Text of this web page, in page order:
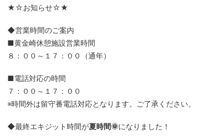
★☆お知らせ☆★
◆営業時間のご案内
■黄金崎休憩施設営業時間
８：００～１７：００（通年）
■電話対応の時間
７：００～１７：００
※時間外は留守番電話対応となります。ご了承ください。
◆最終エキジット時間が夏時間🌞になりました！